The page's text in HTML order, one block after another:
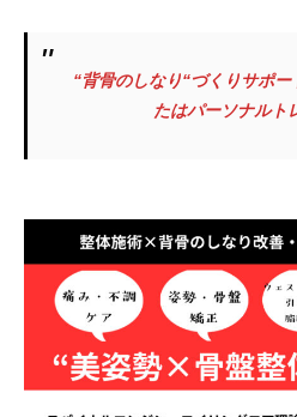
“背骨のしなり“づくりサポ
たはパーソナルト